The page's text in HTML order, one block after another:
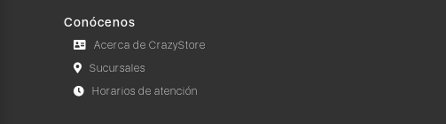
Conócenos
Acerca de CrazyStore
Sucursales
Horarios de atención